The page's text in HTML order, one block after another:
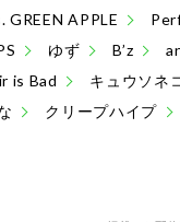
GREEN APPLE
ゆず B’z
is Bad キュウソネ
クリープハイプ